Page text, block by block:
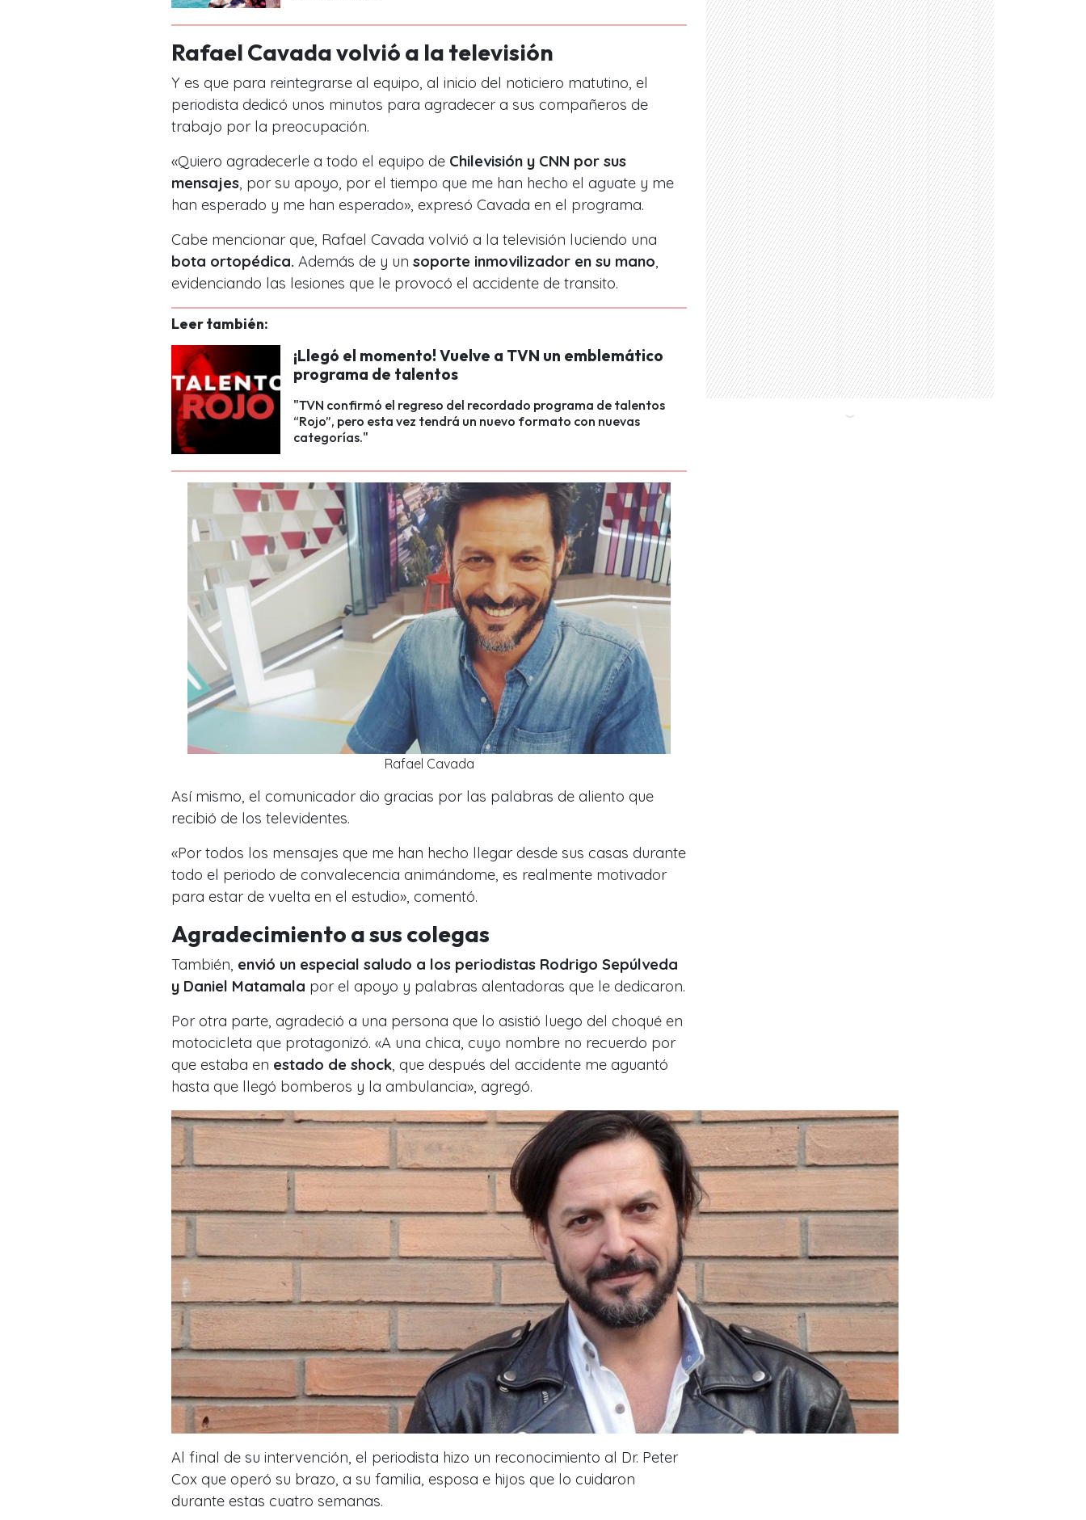
Rafael Cavada volvió a la televisión
Y es que para reintegrarse al equipo, al inicio del noticiero matutino, el
periodista dedicó unos minutos para agradecer a sus compañeros de
trabajo por la preocupación.
«Quiero agradecerle a todo el equipo de Chilevisión y CNN por sus
mensajes , por su apoyo, por el tiempo que me han hecho el aguate y me
han esperado y me han esperado», expresó Cavada en el programa.
Cabe mencionar que, Rafael Cavada volvió a la televisión luciendo una
bota ortopédica. Además de y un soporte inmovilizador en su mano
evidenciando las lesiones que le provocó el accidente de transito.
Leer también:
¡Llegó el momento! Vuelve a TVN un emblemático
programa de talentos
"TVN confirmó el regreso del recordado programa de talentos
“Rojo”, pero esta vez tendrá un nuevo formato con nuevas
categorías."
Rafael Cavada
Así mismo, el comunicador dio gracias por las palabras de aliento que
recibió de los televidentes.
«Por todos los mensajes que me han hecho llegar desde sus casas durante
todo el periodo de convalecencia animándome, es realmente motivador
para estar de vuelta en el estudio», comentó.
Agradecimiento a sus colegas
También, envió un especial saludo a los periodistas Rodrigo Sepúlveda
y Daniel Matamala por el apoyo y palabras alentadoras que le dedicaron.
Por otra parte, agradeció a una persona que lo asistió luego del choqué en
motocicleta que protagonizó. «A una chica, cuyo nombre no recuerdo por
que estaba en estado de shock , que después del accidente me aguantó
hasta que llegó bomberos y la ambulancia», agregó.
Al final de su intervención, el periodista hizo un reconocimiento al Dr. Peter
Cox que operó su brazo, a su familia, esposa e hijos que lo cuidaron
durante estas cuatro semanas.